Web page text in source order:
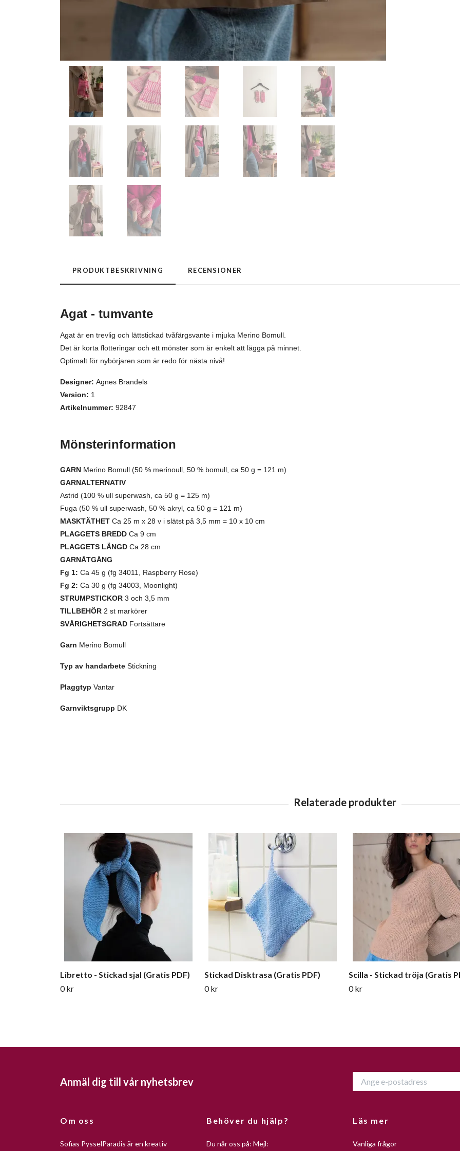
PRODUKTBESKRIVNING RECENSIONER
Agat - tumvante
Agat är en trevlig och lättstickad tvåfärgsvante i mjuka Merino Bomull.
Det är korta flotteringar och ett mönster som är enkelt att lägga på minnet.
Optimalt för nybörjaren som är redo för nästa nivå!
Designer: Agnes Brandels
Version: 1
Artikelnummer: 92847
Mönsterinformation
GARN Merino Bomull (50 % merinoull, 50 % bomull, ca 50 g = 121 m)
GARNALTERNATIV
Astrid (100 % ull superwash, ca 50 g = 125 m)
Fuga (50 % ull superwash, 50 % akryl, ca 50 g = 121 m)
MASKTÄTHET Ca 25 m x 28 v i slätst på 3,5 mm = 10 x 10 cm
PLAGGETS BREDD Ca 9 cm
PLAGGETS LÄNGD Ca 28 cm
GARNÅTGÅNG
Fg 1: Ca 45 g (fg 34011, Raspberry Rose)
Fg 2: Ca 30 g (fg 34003, Moonlight)
STRUMPSTICKOR 3 och 3,5 mm
TILLBEHÖR 2 st markörer
SVÅRIGHETSGRAD Fortsättare
Garn Merino Bomull
Typ av handarbete Stickning
Plaggtyp Vantar
Garnviktsgrupp DK
Libretto - Stickad sjal (Gratis PDF)
0 kr
Stickad Disktrasa (Gratis PDF)
0 kr
Scilla - Stickad tröja (Gratis
0 kr
Anmäl dig till vår nyhetsbrev
Om oss
Sofias PysselParadis är en kreativ
Behöver du hjälp?
Du når oss på: Mejl:
Läs mer
Vanliga frågor